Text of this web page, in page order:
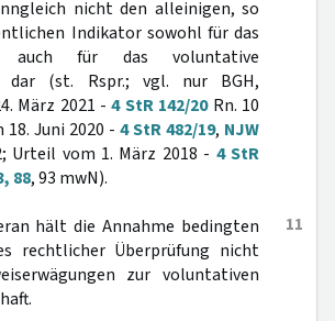
nicht den alleinigen, so
Indikator sowohl für das
auch für das voluntative
dar (st. Rspr.; vgl. nur BGH,
März 2021 -4 StR 142/20Rn. 10
Juni 2020 - 4 StR 482/19, NJW
Urteil vom 1. März 2018 - 4 StR
88, 93 mwN).
11
hält die Annahme bedingten
rechtlicher Überprüfung nicht
zur voluntativen